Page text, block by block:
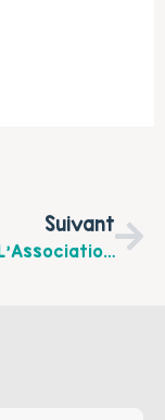
Suivant
Participez À L’atelier Jeux De Société Organisé Par L’Association DSU, Le Vendredi 29 Avril 2022 À 17h30